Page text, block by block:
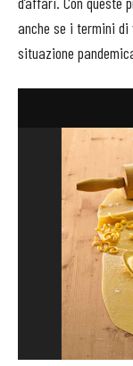
anche se i termini di
situazione